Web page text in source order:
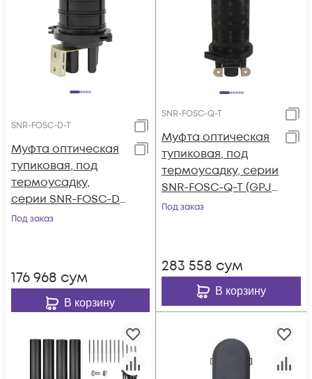
SNR-FOSC-D-T
Муфта оптическая
тупиковая, под
термоусадку,
серии SNR-FOSC-D-
T (GPJ-D-T)
Под заказ
176 968 сум
В корзину
SNR-FOSC-Q-T
Муфта оптическая
тупиковая, под
термоусадку, серии
SNR-FOSC-Q-T (GPJ-
Q-T)
Под заказ
283 558 сум
В корзину